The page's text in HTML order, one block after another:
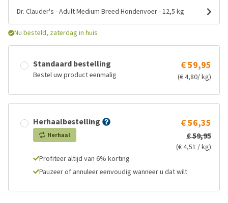
Dr. Clauder's - Adult Medium Breed Hondenvoer - 12,5 kg
Nu besteld, zaterdag in huis
Standaard bestelling
Bestel uw product eenmalig
€ 59,95
(€ 4,80/ kg)
Herhaalbestelling
Herhaal
€ 56,35
€ 59,95
(€ 4,51 / kg)
Profiteer altijd van 6% korting
Pauzeer of annuleer eenvoudig wanneer u dat wilt